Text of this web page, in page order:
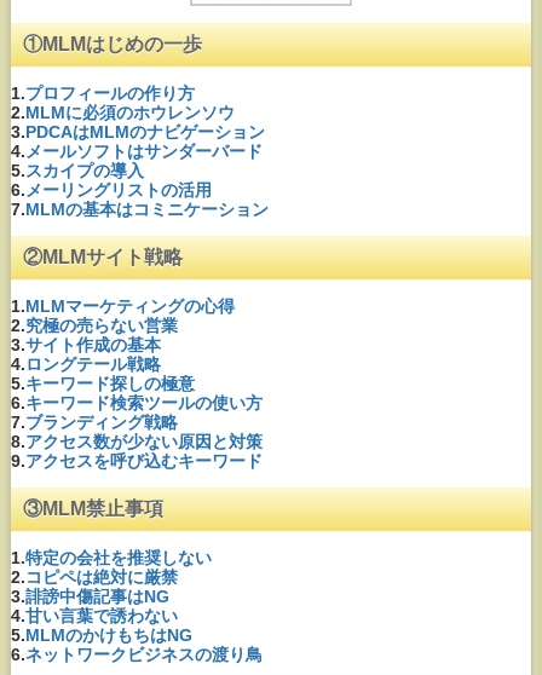
①MLMはじめの一歩
1.プロフィールの作り方
2.MLMに必須のホウレンソウ
3.PDCAはMLMのナビゲーション
4. メールソフトはサンダーバード
5.スカイプの導入
6. メーリングリストの活用
7.MLMの基本はコミニケーション
②MLMサイト戦略
1.MLMマーケティングの心得
2.究極の売らない営業
3.サイト作成の基本
4.ロングテール戦略
5.キーワード探しの極意
6.キーワード検索ツールの使い方
7.ブランディング戦略
8.アクセス数が少ない原因と対策
9.アクセスを呼び込むキーワード
③MLM禁止事項
1.特定の会社を推奨しない
2.コピペは絶対に厳禁
3.誹謗中傷記事はNG
4.甘い言葉で誘わない
5.MLMのかけもちはNG
6.ネットワークビジネスの渡り鳥